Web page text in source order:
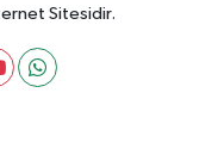
Sitesidir.